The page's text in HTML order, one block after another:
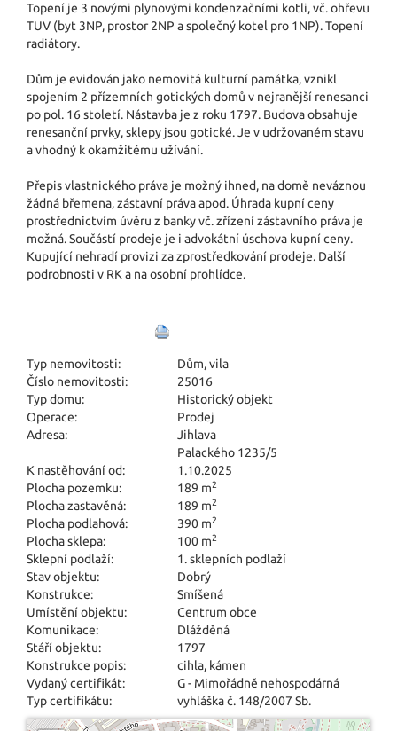
Topení je 3 novými plynovými kondenzačními kotli, vč. ohřevu
TUV (byt 3NP, prostor 2NP a společný kotel pro 1NP). Topení
radiátory.
Dům je evidován jako nemovitá kulturní památka, vznikl
spojením 2 přízemních gotických domů v nejranější renesanci
po pol. 16 století. Nástavba je z roku 1797. Budova obsahuje
renesanční prvky, sklepy jsou gotické. Je v udržovaném stavu
a vhodný k okamžitému užívání.
Přepis vlastnického práva je možný ihned, na domě neváznou
žádná břemena, zástavní práva apod. Úhrada kupní ceny
prostřednictvím úvěru z banky vč. zřízení zástavního práva je
možná. Součástí prodeje je i advokátní úschova kupní ceny.
Kupující nehradí provizi za zprostředkování prodeje. Další
podrobnosti v RK a na osobní prohlídce.
Typ nemovitosti:
Dům, vila
Číslo nemovitosti:
25016
Typ domu:
Historický objekt
Operace:
Prodej
Adresa:
Jihlava
Palackého 1235/5
K nastěhování od:
1.10.2025
Plocha pozemku:
189 m2
Plocha zastavěná: 189 m2
Plocha podlahová: 390 m2
Plocha sklepa: 100 m2
Sklepní podlaží:
1. sklepních podlaží
Stav objektu:
Dobrý
Konstrukce:
Smíšená
Umístění objektu:
Centrum obce
Komunikace:
Dlážděná
Stáří objektu:
1797
Konstrukce popis:
cihla, kámen
Vydaný certifikát:
G - Mimořádně nehospodárná
Typ certifikátu:
vyhláška č. 148/2007 Sb.